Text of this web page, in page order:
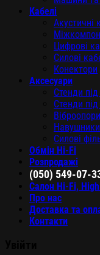
Кабелі
Акустичні
Цифрові
Силові
Конектори
Аксесуари
Стенди
Стенди
Віброопори
Навушники
Силові
Обмін Hi-Fi
Розпродажі
(050) 549-07-
Салон Hi-Fi, High
Про нас
Доставка та
Контакти